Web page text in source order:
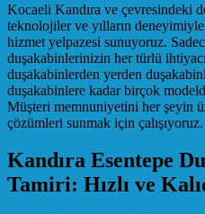
Kocaeli Kandıra ve çevresindeki
teknolojiler ve yılların
hizmet yelpazesi sunuyoruz.
duşakabinlerinizin her türlü
duşakabinlerden yerden
duşakabinlere kadar birçok
Müşteri memnuniyetini her şeyin
çözümleri sunmak için çalışıyoruz.
Kandıra Esentepe
Tamiri: Hızlı ve